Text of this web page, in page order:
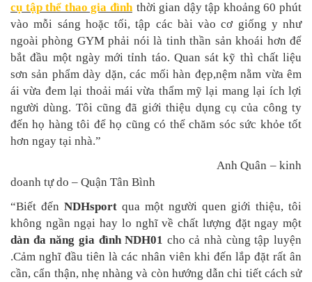
cụ tập thể thao gia đình thời gian dậy tập khoảng 60 phút
vào mỗi sáng hoặc tối, tập các bài vào cơ giống y như
ngoài phòng GYM phải nói là tinh thần sản khoái hơn để
bắt đầu một ngày mới tỉnh táo. Quan sát kỹ thì chất liệu
sơn sản phẩm dày dặn, các mối hàn đẹp,nệm nằm vừa êm
ái vừa đem lại thoải mái vừa thẩm mỹ lại mang lại ích lợi
người dùng. Tôi cũng đã giới thiệu dụng cụ của công ty
đến họ hàng tôi để họ cũng có thể chăm sóc sức khỏe tốt
hơn ngay tại nhà.”
Anh Quân – kinh
doanh tự do – Quận Tân Bình
“Biết đến NDHsport qua một người quen giới thiệu, tôi
không ngần ngại hay lo nghĩ về chất lượng đặt ngay một
dàn đa năng gia đình NDH01 cho cả nhà cùng tập luyện
.Cảm nghĩ đầu tiên là các nhân viên khi đến lắp đặt rất ân
cần, cẩn thận, nhẹ nhàng và còn hướng dẫn chi tiết cách sử